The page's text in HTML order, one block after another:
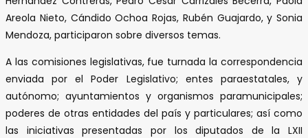
Areola Nieto, Cándido Ochoa Rojas, Rubén Guajardo, y Sonia
Mendoza, participaron sobre diversos temas.
A las comisiones legislativas, fue turnada la correspondencia
enviada por el Poder Legislativo; entes paraestatales, y
autónomo; ayuntamientos y organismos paramunicipales;
poderes de otras entidades del país y particulares; así como
las iniciativas presentadas por los diputados de la LXII